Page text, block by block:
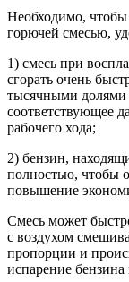
Необходимо, чтобы
горючей смесью,
1) смесь при
сгорать очень
тысячными долями
соответствующее
рабочего хода;
2) бензин,
полностью, чтобы
повышение
Смесь может
с воздухом
пропорции и
испарение